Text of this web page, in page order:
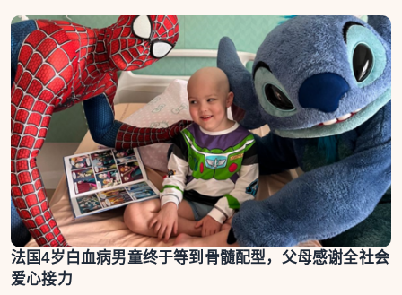
法国4岁白血病男童终于等到骨髓配型，父母感谢全社会
爱心接力